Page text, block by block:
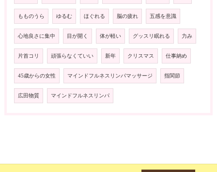
もものうら ゆるむ ほぐれる 脳の疲れ 五感を意識
心地良さに集中 目が開く 体が軽い グッスリ眠れる 力み
片首コリ 頑張らなくていい 新年 クリスマス 仕事納め
45歳からの女性 マインドフルネスリンパマッサージ 指関節
広田物質 マインドフルネスリンパ